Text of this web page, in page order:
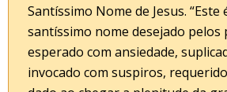
Santíssimo Nome de Jesus. “Este
santíssimo nome desejado pelos
esperado com ansiedade,
invocado com suspiros,